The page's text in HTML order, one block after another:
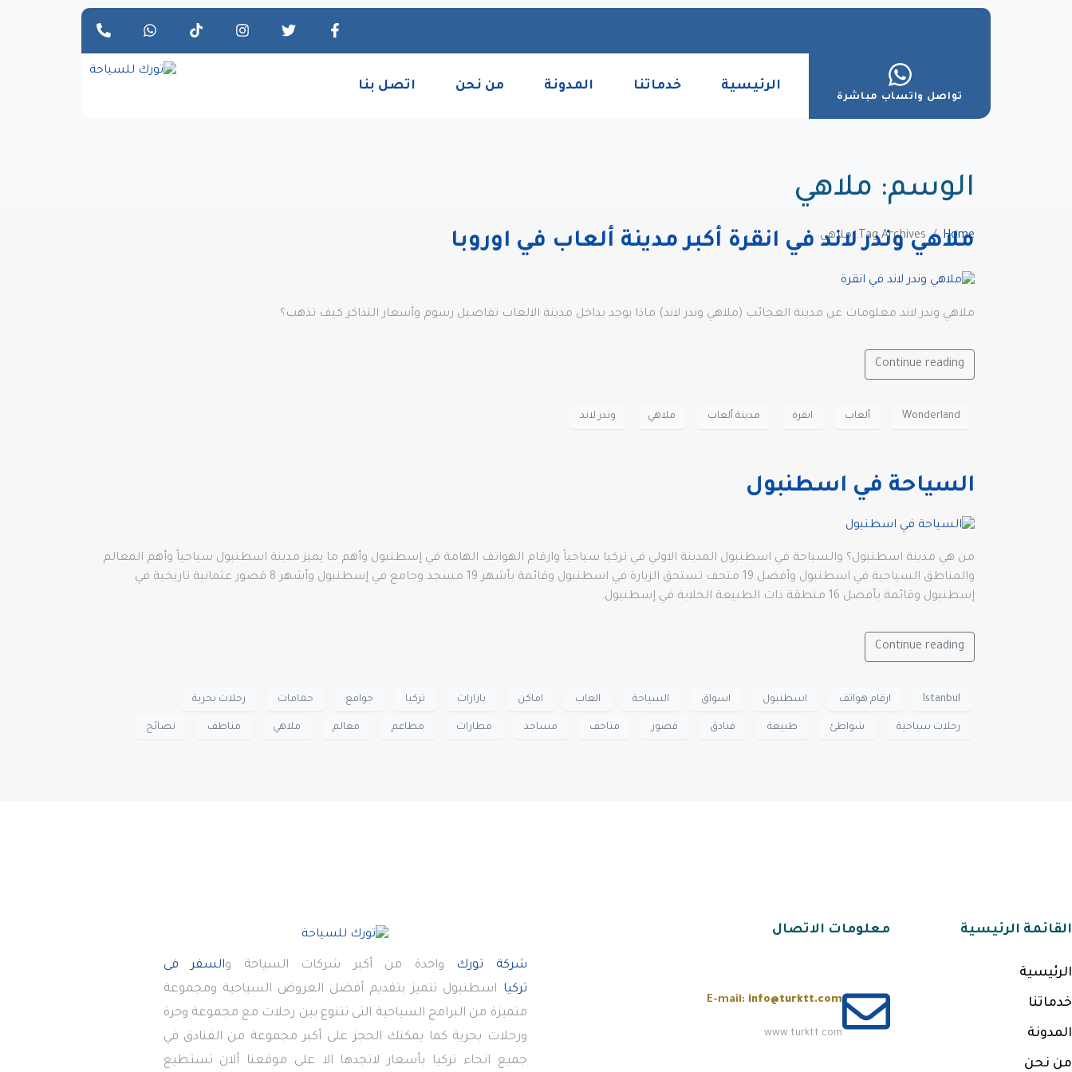
تواصل واتساب مباشرة
الرئيسية خدماتنا المدونة من نحن اتصل بنا
الوسم: ملاهي
Home Tag Archives: ملاهي
ملاهي وندر لاند في انقرة أكبر مدينة ألعاب في اوروبا
ملاهي وندر لاند معلومات عن مدينة العجائب (ملاهي وندر لاند) ماذا يوجد بداخل مدينة الالعاب تفاصيل رسوم وأسعار التذاكر كيف تذهب؟
Continue reading
Wonderland ألعاب انقرة مدينة ألعاب ملاهي وندر لاند
السياحة في اسطنبول
من هي مدينة اسطنبول؟ والسياحة في اسطنبول المدينة الاولي في تركيا سياحياً وارقام الهواتف الهامة في إسطنبول وأهم ما يميز مدينة اسطنبول سياحياً وأهم المعالم
والمناطق السياحية في اسطنبول وأفضل 19 متحف تستحق الزيارة في اسطنبول وقائمة بأشهر 19 مسجد وجامع في إسطنبول وأشهر 8 قصور عثمانية تاريخية في
إسطنبول وقائمة بأفضل 16 منطقة ذات الطبيعة الخلابة في إسطنبول.
Continue reading
Istanbul ارقام هواتف اسطنبول اسواق السياحة العاب اماكن بازارات تركيا جوامع حمامات رحلات بحرية
رحلات سياحية شواطئ طبيعة فنادق قصور متاحف مساجد مطارات مطاعم معالم ملاهي مناطف نصائح
القائمة الرئيسية
الرئيسية
خدماتنا
المدونة
من نحن
معلومات الاتصال
E-mail: info@turktt.com
www.turktt.com
شركة تورك واحدة من أكبر شركات السياحة والسفر فى
تركيا اسطنبول تتميز بتقديم أفضل العروض السياحية ومجموعة
متميزة من البرامج السياحية التى تتنوع بين رحلات مع مجموعة وحرة
ورحلات بحرية كما يمكنك الحجز على أكبر مجموعة من الفنادق في
جميع انحاء تركيا بأسعار لاتجدها الا على موقعنا ألان تستطيع